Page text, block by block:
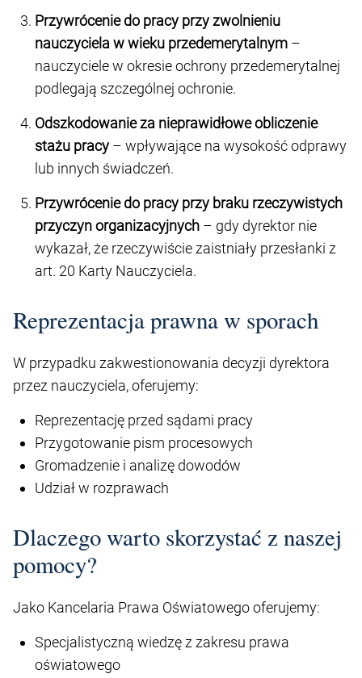
Przywrócenie do pracy przy zwolnieniu
nauczyciela w wieku przedemerytalnym –
nauczyciele w okresie ochrony przedemerytalnej
podlegają szczególnej ochronie.
Odszkodowanie za nieprawidłowe obliczenie
stażu pracy – wpływające na wysokość odprawy
lub innych świadczeń.
Przywrócenie do pracy przy braku rzeczywistych
przyczyn organizacyjnych – gdy dyrektor nie
wykazał, że rzeczywiście zaistniały przesłanki z
art. 20 Karty Nauczyciela.
Reprezentacja prawna w sporach
W przypadku zakwestionowania decyzji dyrektora
przez nauczyciela, oferujemy:
Reprezentację przed sądami pracy
Przygotowanie pism procesowych
Gromadzenie i analizę dowodów
Udział w rozprawach
Dlaczego warto skorzystać z naszej
pomocy?
Jako Kancelaria Prawa Oświatowego oferujemy:
Specjalistyczną wiedzę z zakresu prawa
oświatowego